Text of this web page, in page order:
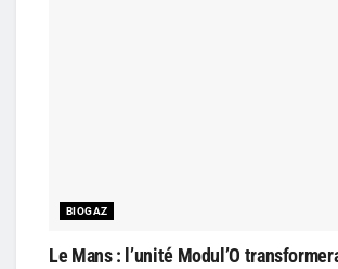
BIOGAZ
Le Mans : l’unité Modul’O